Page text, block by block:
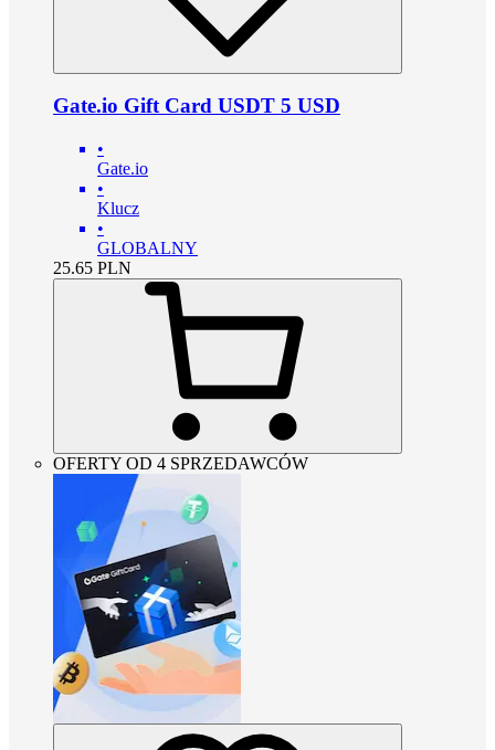
Gate.io Gift Card USDT 5 USD
•
Gate.io
•
Klucz
•
GLOBALNY
25.65 PLN
OFERTY OD 4 SPRZEDAWCÓW